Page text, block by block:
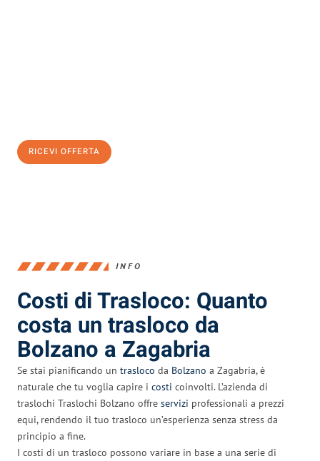
RICEVI OFFERTA
INFO
Costi di Trasloco: Quanto
costa un trasloco da
Bolzano a Zagabria
Se stai pianificando un trasloco da Bolzano a Zagabria, è
naturale che tu voglia capire i costi coinvolti. L’azienda di
traslochi Traslochi Bolzano offre servizi professionali a prezzi
equi, rendendo il tuo trasloco un’esperienza senza stress da
principio a fine.
I costi di un trasloco possono variare in base a una serie di